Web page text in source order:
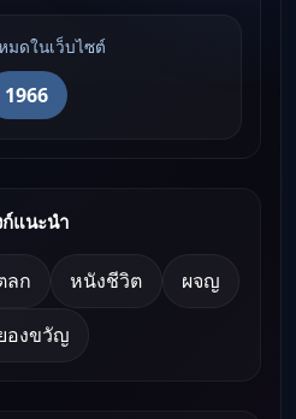
มดในเว็บไซต์
1966
ก์แนะนำ
ลก หนังชีวิต ผจญ
องขวัญ